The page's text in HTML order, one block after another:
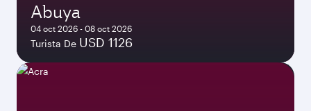
Abuya
04 oct 2026 - 08 oct 2026
Turista De USD 1126